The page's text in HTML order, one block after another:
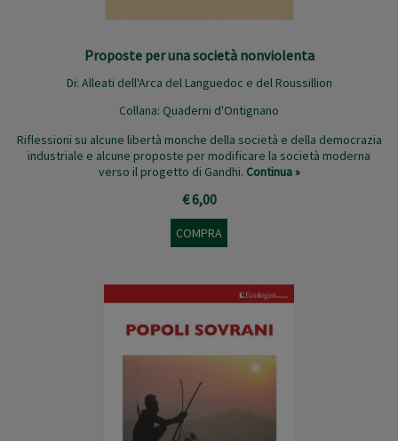
Proposte per una società nonviolenta
Di: Alleati dell'Arca del Languedoc e del Roussillion
Collana: Quaderni d'Ontignano
Riflessioni su alcune libertà monche della società e della democrazia
industriale e alcune proposte per modificare la società moderna
verso il progetto di Gandhi. Continua »
€ 6,00
COMPRA